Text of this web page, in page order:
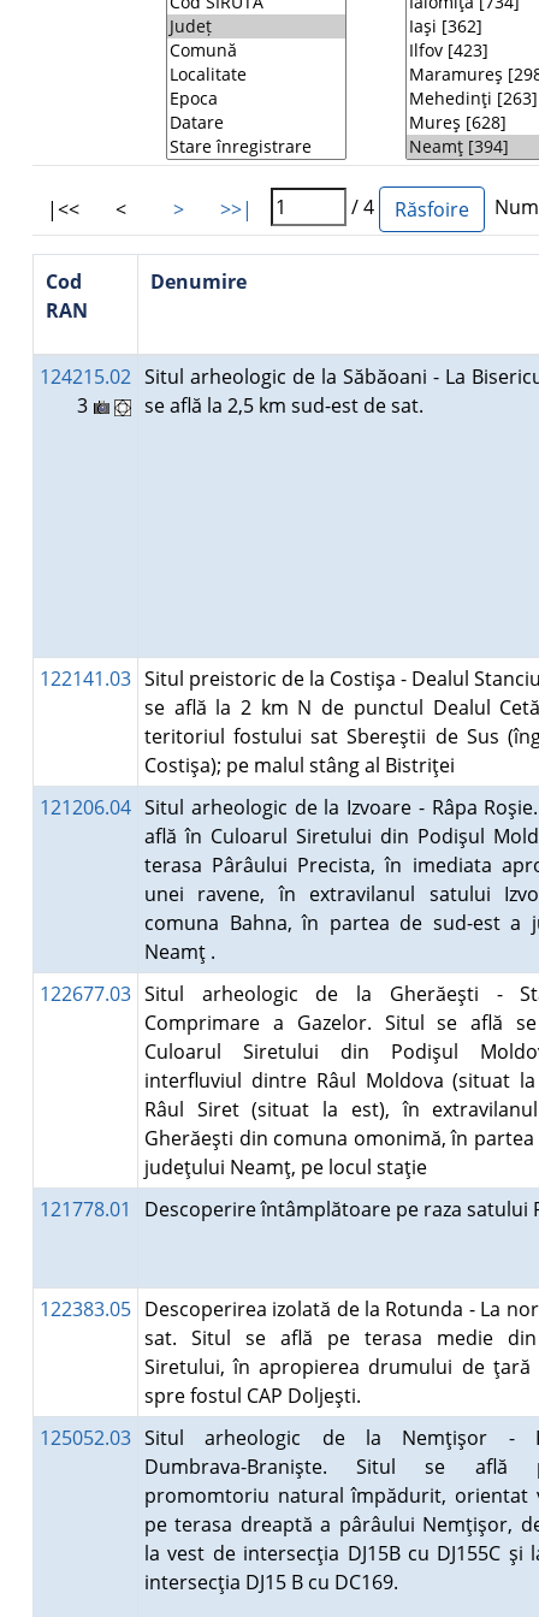
|<< < > >>| / 4
Cod
RAN
Denumire
124215.02
3
Situl arheologic de la Săbăoani - La
se află la 2,5 km sud-est de sat.
122141.03 Situl preistoric de la Costişa - Dealul
se află la 2 km N de punctul Dealul
teritoriul fostului sat Sbereştii de Sus
Costişa); pe malul stâng al Bistriţei
121206.04 Situl arheologic de la Izvoare - Râpa
află în Culoarul Siretului din Podişul
terasa Pârâului Precista, în imediata
unei ravene, în extravilanul satului
comuna Bahna, în partea de sud-est a
Neamţ .
122677.03 Situl arheologic de la Gherăeşti -
Comprimare a Gazelor. Situl se află
Culoarul Siretului din Podişul
interfluviul dintre Râul Moldova (situat
Râul Siret (situat la est), în
Gherăeşti din comuna omonimă, în partea
judeţului Neamţ, pe locul staţie
121778.01
Descoperire întâmplătoare pe raza satului
122383.05 Descoperirea izolată de la Rotunda - La
sat. Situl se află pe terasa medie
Siretului, în apropierea drumului de ţară
spre fostul CAP Doljeşti.
125052.03 Situl arheologic de la Nemţişor -
Dumbrava-Branişte. Situl se
promomtoriu natural împădurit, orientat
pe terasa dreaptă a pârâului Nemţişor,
la vest de intersecţia DJ15B cu DJ155C şi
intersecţia DJ15 B cu DC169.